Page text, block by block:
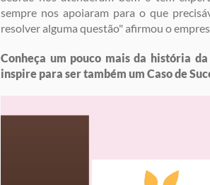
sempre nos apoiaram para o que
resolver alguma questão" afirmou o
Conheça um pouco mais da história
inspire para ser também um Caso de